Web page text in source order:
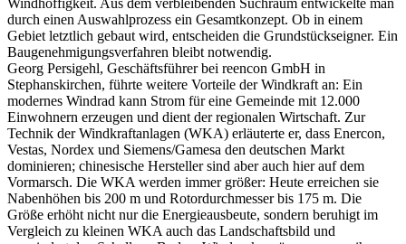
Windhöffigkeit. Aus dem verbleibenden Suchraum entwickelte man
durch einen Auswahlprozess ein Gesamtkonzept. Ob in einem
Gebiet letztlich gebaut wird, entscheiden die Grundstückseigner. Ein
Baugenehmigungsverfahren bleibt notwendig.
Georg Persigehl, Geschäftsführer bei reencon GmbH in
Stephanskirchen, führte weitere Vorteile der Windkraft an: Ein
modernes Windrad kann Strom für eine Gemeinde mit 12.000
Einwohnern erzeugen und dient der regionalen Wirtschaft. Zur
Technik der Windkraftanlagen (WKA) erläuterte er, dass Enercon,
Vestas, Nordex und Siemens/Gamesa den deutschen Markt
dominieren; chinesische Hersteller sind aber auch hier auf dem
Vormarsch. Die WKA werden immer größer: Heute erreichen sie
Nabenhöhen bis 200 m und Rotordurchmesser bis 175 m. Die
Größe erhöht nicht nur die Energieausbeute, sondern beruhigt im
Vergleich zu kleinen WKA auch das Landschaftsbild und